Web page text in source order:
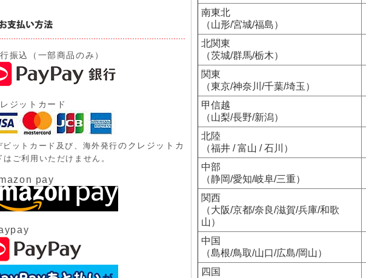
振込（一部商品のみ）
ジットカード
ビットカード及び、 海外発行のクレジットカ
はご利用いただけません。
pay
南東北
（山形/宮城/福島）
北関東
（茨城/群馬/栃木）
関東
（東京/神奈川/千葉/埼玉）
甲信越
（山梨/長野/新潟）
北陸
（福井 / 富山 / 石川）
中部
（静岡/愛知/岐阜/三重）
関西
（大阪/京都/奈良/滋賀/兵庫/和歌
山）
中国
（島根/鳥取/山口/広島/岡山）
四国